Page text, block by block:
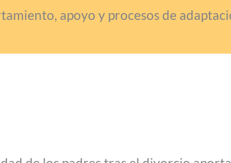
apoyo y procesos de